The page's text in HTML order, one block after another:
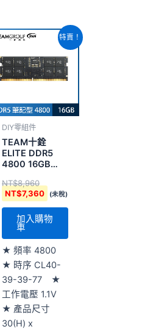
特賣！
DIY零組件
TEAM十銓
ELITE DDR5
4800 16GB
憶體 (
TED516G4800C40D-
S01 )
NT$8,960
原
格：
NT$8,960。
NT$7,360
目
格：
NT$7,360。
(未稅)
加入購物
車
★ 頻率 4800
★ 時序 CL40-
39-39-77 ★
工作電壓 1.1V
★ 產品尺寸
30(H) x